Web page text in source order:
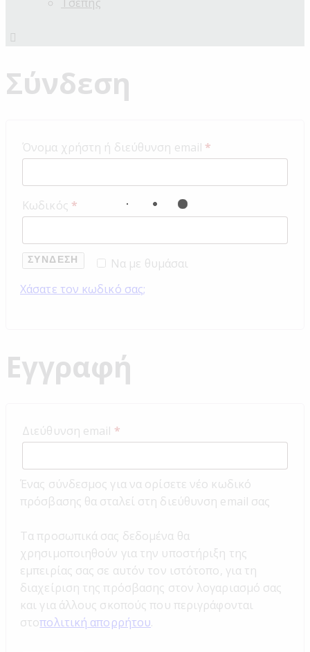
Σύνδεση
Όνομα χρήστη ή διεύθυνση email *
Κωδικός *
Να με θυμάσαι
ΣΎΝΔΕΣΗ
Χάσατε τον κωδικό σας;
Εγγραφή
Διεύθυνση email *
Ένας σύνδεσμος για να ορίσετε νέο κωδικό
πρόσβασης θα σταλεί στη διεύθυνση email σας
Τα προσωπικά σας δεδομένα θα
χρησιμοποιηθούν για την υποστήριξη της
εμπειρίας σας σε αυτόν τον ιστότοπο, για τη
διαχείριση της πρόσβασης στον λογαριασμό σας
και για άλλους σκοπούς που περιγράφονται
στοπολιτική απορρήτου.